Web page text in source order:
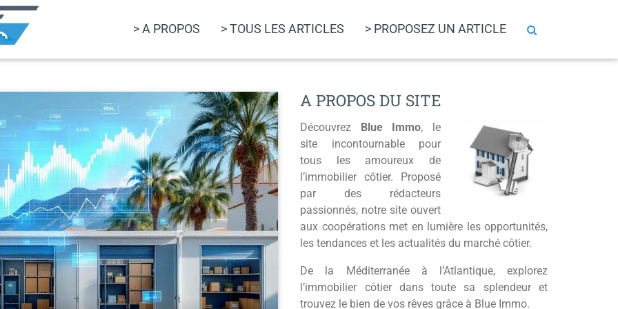
> A PROPOS > TOUS LES ARTICLES > PROPOSEZ UN ARTICLE
A PROPOS DU SITE
Découvrez Blue Immo, le
site incontournable pour
tous les amoureux de
l’immobilier côtier. Proposé
par des rédacteurs
passionnés, notre site ouvert
aux coopérations met en lumière les opportunités,
les tendances et les actualités du marché côtier.
De la Méditerranée à l’Atlantique, explorez
l’immobilier côtier dans toute sa splendeur et
trouvez le bien de vos rêves grâce à Blue Immo.